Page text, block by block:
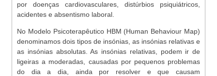
por doenças cardiovasculares, distúrbios psiquiátricos,
acidentes e absentismo laboral.
No Modelo Psicoterapêutico HBM (Human Behaviour Map)
denominamos dois tipos de insónias, as insónias relativas e
as insónias absolutas. As insónias relativas, podem ir de
ligeiras a moderadas, causadas por pequenos problemas
do dia a dia, ainda por resolver e que causam